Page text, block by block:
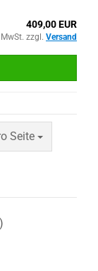
409,00 EUR
zzgl. Versand
Seite